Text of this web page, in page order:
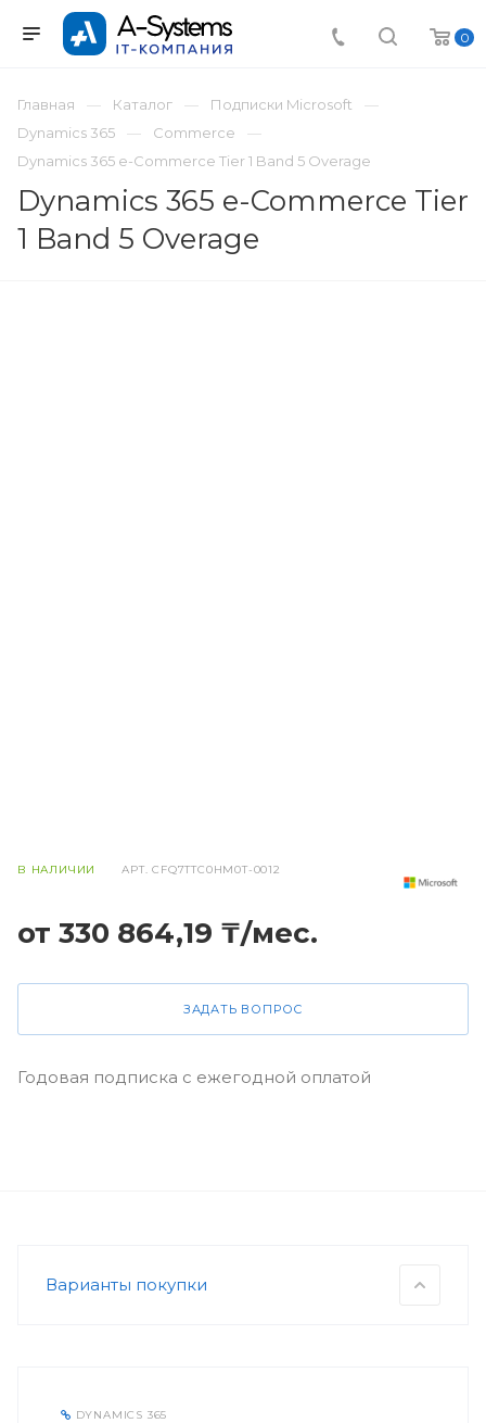
0
Главная Каталог
Подписки Microsoft
Dynamics 365
Commerce
Dynamics 365 e-Commerce Tier 1 Band 5 Overage
Dynamics 365 e-Commerce Tier
1 Band 5 Overage
В НАЛИЧИИ АРТ.CFQ7TTC0HM0T-0012
от 330 864,19 ₸/мес.
ЗАДАТЬ ВОПРОС
Годовая подписка с ежегодной оплатой
Варианты покупки
DYNAMICS 365